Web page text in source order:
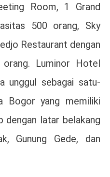
Room, 1 Grand
500 orang, Sky
Restaurant dengan
Luminor Hotel
unggul sebagai satu-
Bogor yang memiliki
latar belakang
Gunung Gede, dan